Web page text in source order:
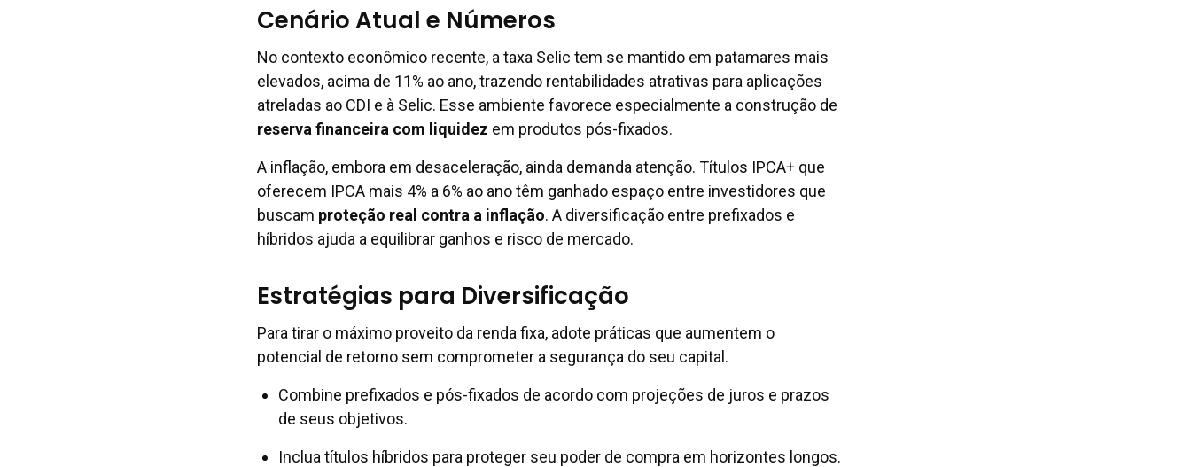
Cenário Atual e Números
No contexto econômico recente, a taxa Selic tem se mantido em patamares mais
elevados, acima de 11% ao ano, trazendo rentabilidades atrativas para aplicações
atreladas ao CDI e à Selic. Esse ambiente favorece especialmente a construção de
reserva financeira com liquidez em produtos pós-fixados.
A inflação, embora em desaceleração, ainda demanda atenção. Títulos IPCA+ que
oferecem IPCA mais 4% a 6% ao ano têm ganhado espaço entre investidores que
buscam proteção real contra a inflação. A diversificação entre prefixados e
híbridos ajuda a equilibrar ganhos e risco de mercado.
Estratégias para Diversificação
Para tirar o máximo proveito da renda fixa, adote práticas que aumentem o
potencial de retorno sem comprometer a segurança do seu capital.
Combine prefixados e pós-fixados de acordo com projeções de juros e prazos
de seus objetivos.
Inclua títulos híbridos para proteger seu poder de compra em horizontes longos.